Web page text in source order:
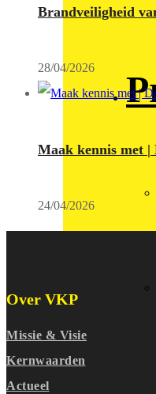
Brandveiligheid
28/04/2026
Maak kennis met |
24/04/2026
Over VKP
Missie & Visie
Kernwaarden
Actueel